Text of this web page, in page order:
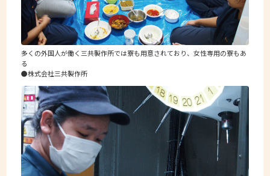
多くの外国人が働く三共製作所では寮も用意されており、女性専用の寮もあ
る
●株式会社三共製作所